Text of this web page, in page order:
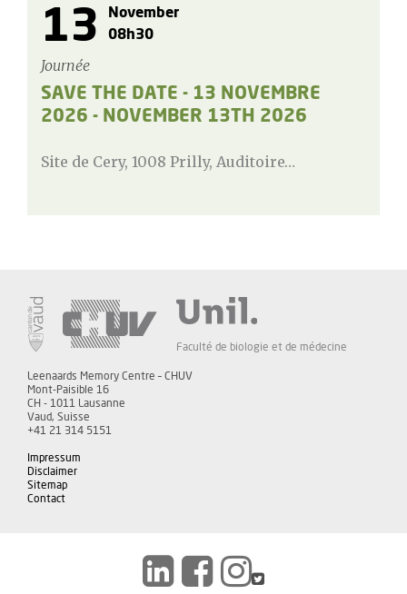
13
November
08h30
Journée
SAVE THE DATE - 13 NOVEMBRE
2026 - NOVEMBER 13TH 2026
Site de Cery, 1008 Prilly, Auditoire…
Faculté de biologie et de médecine
Leenaards Memory Centre – CHUV
Mont-Paisible 16
CH - 1011 Lausanne
Vaud, Suisse
+41 21 314 5151
Impressum
Disclaimer
Sitemap
Contact